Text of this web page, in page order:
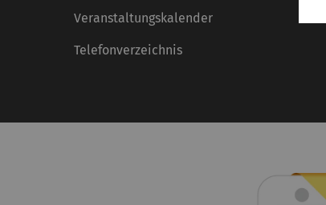
Veranstaltungskalender
Telefonverzeichnis